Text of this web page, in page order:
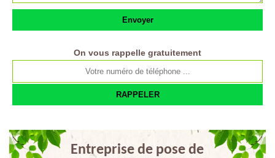
On vous rappelle gratuitement
Entreprise de pose de